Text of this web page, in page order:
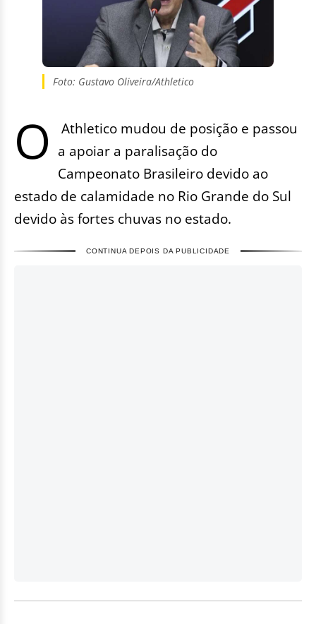
Foto: Gustavo Oliveira/Athletico
O
Athletico mudou de posição e passou
a apoiar a paralisação do
Campeonato Brasileiro devido ao
estado de calamidade no Rio Grande do Sul
devido às fortes chuvas no estado.
CONTINUA DEPOIS DA PUBLICIDADE